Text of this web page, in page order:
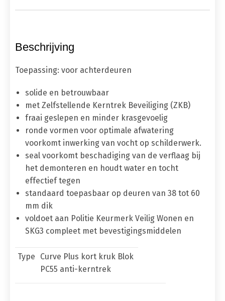
Beschrijving
Toepassing: voor achterdeuren
solide en betrouwbaar
met Zelfstellende Kerntrek Beveiliging (ZKB)
fraai geslepen en minder krasgevoelig
ronde vormen voor optimale afwatering
voorkomt inwerking van vocht op schilderwerk.
seal voorkomt beschadiging van de verflaag bij
het demonteren en houdt water en tocht
effectief tegen
standaard toepasbaar op deuren van 38 tot 60
mm dik
voldoet aan Politie Keurmerk Veilig Wonen en
SKG3 compleet met bevestigingsmiddelen
Type
Curve Plus kort kruk Blok
PC55 anti-kerntrek